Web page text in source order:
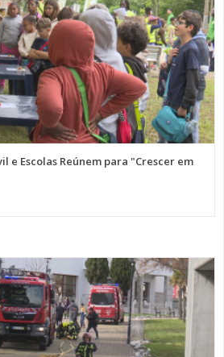
e Escolas Reúnem para "Crescer em